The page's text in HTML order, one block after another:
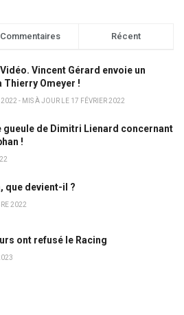
Commentaires Récent
Vincent Gérard envoie un
Thierry Omeyer !
- MIS À JOUR LE 17 FÉVRIER 2022
gueule de Dimitri Lienard concernant
!
que devient-il ?
2022
ont refusé le Racing